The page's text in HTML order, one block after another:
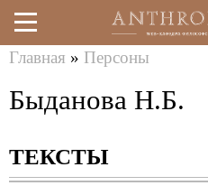
Перейти
к
содержанию
здесь
Главная » Персоны
Быданова Н.Б.
ТЕКСТЫ